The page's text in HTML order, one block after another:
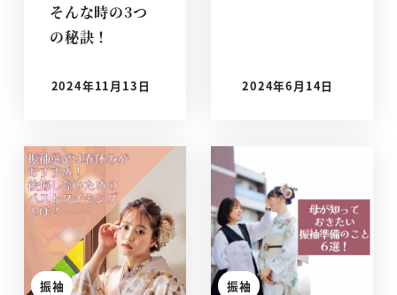
そんな時の3つ
の秘訣！
投稿日
2024年11月13日
投稿日
2024年6月14日
振袖 振袖